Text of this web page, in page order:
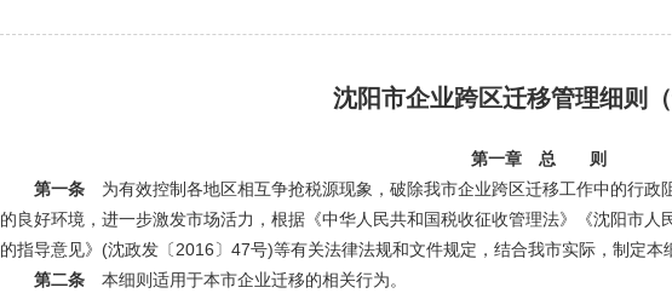
沈阳市企业跨区迁移管理细则（
第一章 总 则
第一条 为有效控制各地区相互争抢税源现象，破除我市企业跨区迁移工作中的行政
的良好环境，进一步激发市场活力， 根据《中华人民共和国税收征收管理法》《沈阳市
的指导意见》(沈政发〔2016〕47号)等有关法律法规和文件规定，结合我市实际，制定本
第二条 本细则适用于本市企业迁移的相关行为。